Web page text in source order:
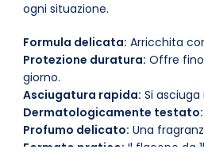
ogni situazione.
Formula delicata: Arricchita
Protezione duratura: Offre
giorno.
Asciugatura rapida: Si
Dermatologicamente testato:
Profumo delicato: Una
Formato pratico: Il flacone da